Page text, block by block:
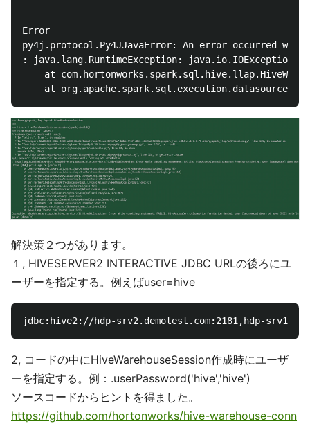
Error
py4j.protocol.Py4JJavaError: An error occurred
: java.lang.RuntimeException: java.io.IOException:
at
解決策２つがあります。
１, HIVESERVER2 INTERACTIVE JDBC URLの後ろにユ
ーザーを指定する。例えばuser=hive
2, コードの中にHiveWarehouseSession作成時にユーザ
ーを指定する。例：.userPassword('hive','hive')
ソースコードからヒントを得ました。
https://github.com/hortonworks/hive-warehouse-conn